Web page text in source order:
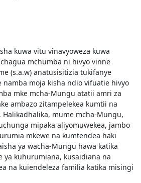
kuwa vitu vinavyoweza kuwa
mchumba ni hivyo vinne
(s.a.w) anatusisitizia tukifanye
namba moja kisha ndio vifuatie hivyo
mke mcha-Mungu atatii amri za
ambazo zitampelekea kumtii na
mume mcha-Mungu,
mipaka aliyomuwekea, jambo
mkewe na kumtendea haki
ya wacha-Mungu hawa katika
ya kuhurumiana, kusaidiana na
na kuiendeleza familia katika misingi